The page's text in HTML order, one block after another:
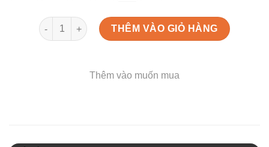
Áo thun Chó và mặt trăng - Dog Sugars Skull số lượng
THÊM VÀO GIỎ HÀNG
Thêm vào muốn mua